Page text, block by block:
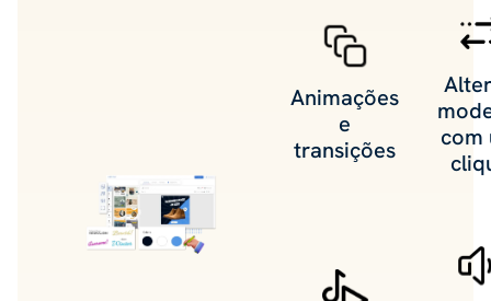
Animações
e
transições
com